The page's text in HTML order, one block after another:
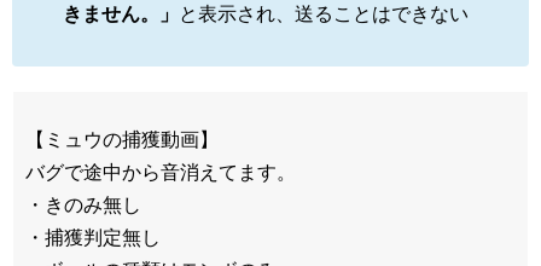
きません。」 と表示され、送ることはできない
【ミュウの捕獲動画】
バグで途中から音消えてます。
・きのみ無し
・捕獲判定無し